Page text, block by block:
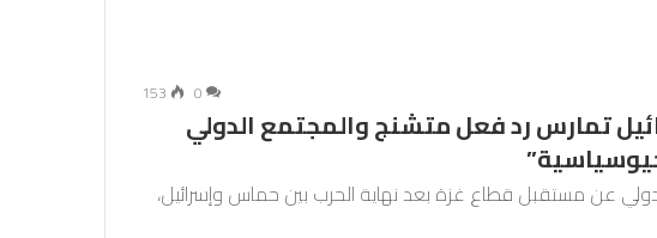
0
153
تمارس رد فعل متشنج والمجتمع الدولي
عن مستقبل قطاع غزة بعد نهاية الحرب بين حماس وإسرائيل،